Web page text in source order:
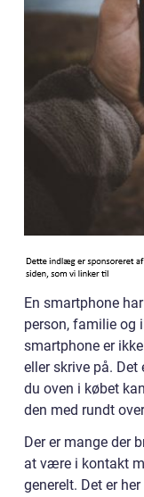
En smartphone
person, familie og
smartphone er
eller skrive på.
du oven i købet
den med rundt
Der er mange der
at være i kontakt
generelt. Det er